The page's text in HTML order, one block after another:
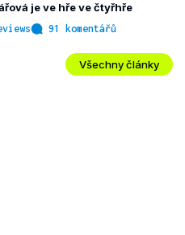
je ve hře ve čtyřhře
91 komentářů
Všechny články